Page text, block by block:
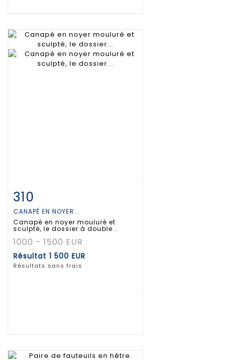
Fiche détaillée
310
CANAPÉ EN NOYER...
Canapé en noyer mouluré et
sculpté, le dossier à double...
1000 - 1500 EUR
Résultat 1 500 EUR
Résultats sans frais